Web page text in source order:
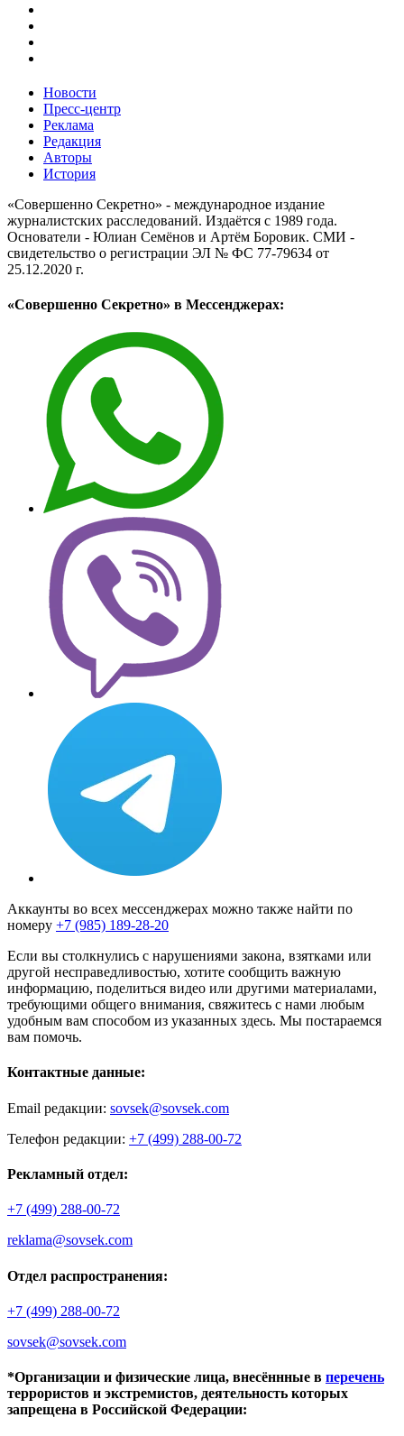
Новости
Пресс-центр
Реклама
Редакция
Авторы
История
«Совершенно Секретно» - международное издание
журналистских расследований. Издаётся с 1989 года.
Основатели - Юлиан Семёнов и Артём Боровик. CМИ -
свидетельство о регистрации ЭЛ № ФС 77-79634 от
25.12.2020 г.
«Совершенно Секретно» в Мессенджерах:
Аккаунты во всех мессенджерах можно также найти по
номеру +7 (985) 189-28-20
Если вы столкнулись с нарушениями закона, взятками или
другой несправедливостью, хотите сообщить важную
информацию, поделиться видео или другими материалами,
требующими общего внимания, свяжитесь с нами любым
удобным вам способом из указанных здесь. Мы постараемся
вам помочь.
Контактные данные:
Email редакции: sovsek@sovsek.com
Телефон редакции: +7 (499) 288-00-72
Рекламный отдел:
+7 (499) 288-00-72
reklama@sovsek.com
Отдел распространения:
+7 (499) 288-00-72
sovsek@sovsek.com
*Организации и физические лица, внесённные в перечень
террористов и экстремистов, деятельность которых
запрещена в Российской Федерации: